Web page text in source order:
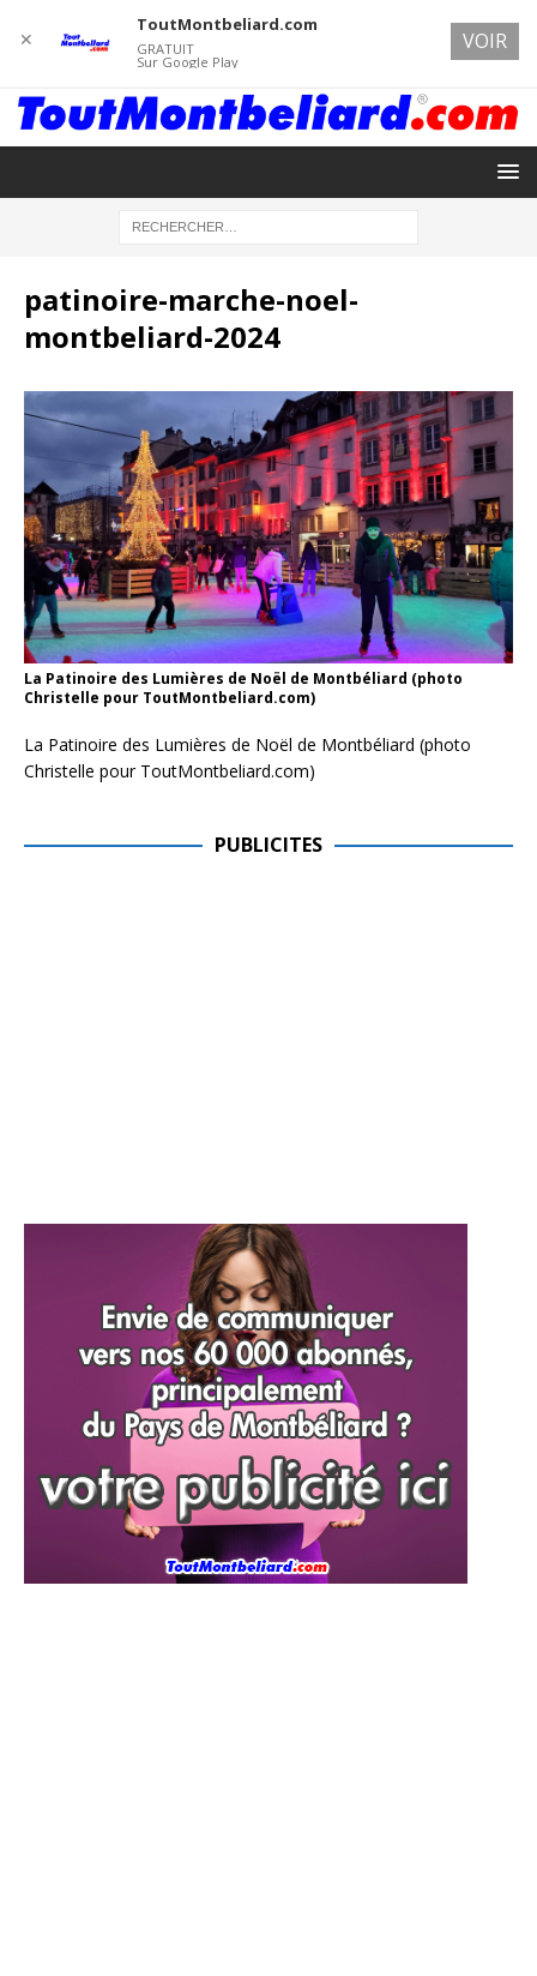
patinoire-marche-noel-
montbeliard-2024
La Patinoire des Lumières de Noël de Montbéliard (photo
Christelle pour ToutMontbeliard.com)
La Patinoire des Lumières de Noël de Montbéliard (photo
Christelle pour ToutMontbeliard.com)
PUBLICITES
✕
ToutMontbeliard.com
GRATUIT
Sur Google Play
VOIR